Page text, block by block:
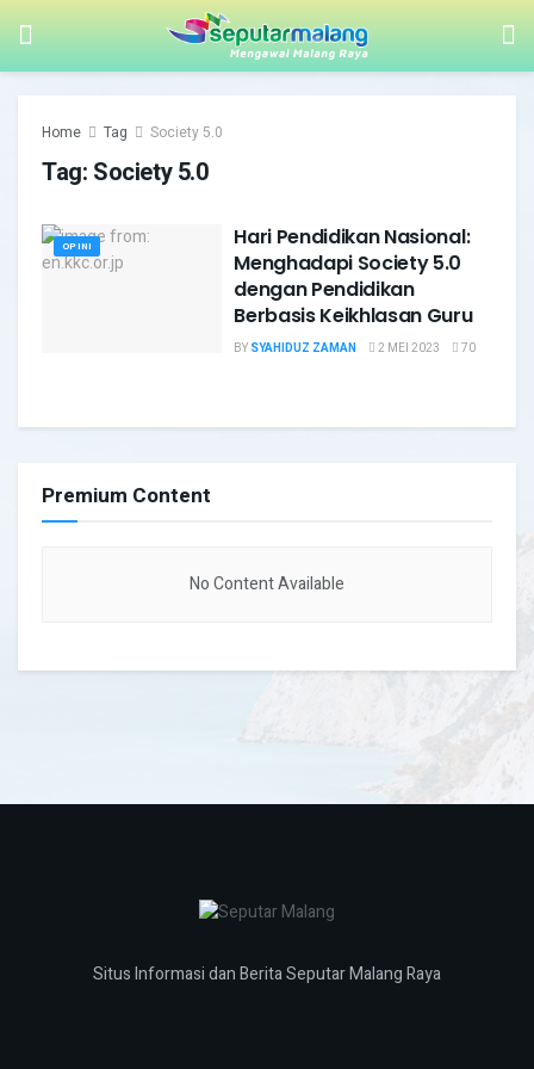
Home Tag Society 5.0
Tag: Society 5.0
OPINI
Hari Pendidikan Nasional:
Menghadapi Society 5.0
dengan Pendidikan
Berbasis Keikhlasan Guru
BY SYAHIDUZ ZAMAN 2 MEI 2023 70
Premium Content
No Content Available
Situs Informasi dan Berita Seputar Malang Raya